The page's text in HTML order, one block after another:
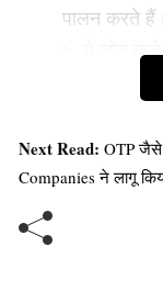
पालन करते हैं।
ये लोग
मूल्यों से
इमोशंस से
हैं।
ये अपने
काम हाथों में
Next Read: OTP जैसे
Companies ने लागू